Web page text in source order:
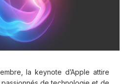
la keynote d’Apple attire